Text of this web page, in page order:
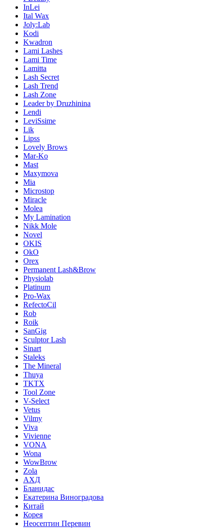
InLei
Ital Wax
Joly:Lab
Kodi
Kwadron
Lami Lashes
Lami Time
Lamitta
Lash Secret
Lash Trend
Lash Zone
Leader by Druzhinina
Lendi
LeviSsime
Lik
Lipss
Lovely Brows
Mar-Ko
Mast
Maxymova
Mia
Microstop
Miracle
Molea
My Lamination
Nikk Mole
Novel
OKIS
OkO
Orex
Permanent Lash&Brow
Physiolab
Platinum
Pro-Wax
RefectoCil
Rob
Roik
SanGig
Sculptor Lash
Sinart
Staleks
The Mineral
Thuya
TKTX
Tool Zone
V-Select
Vetus
Vilmy
Viva
Vivienne
VONA
Wona
WowBrow
Zola
АХД
Бланидас
Екатерина Виноградова
Китай
Корея
Неосептин Перевин